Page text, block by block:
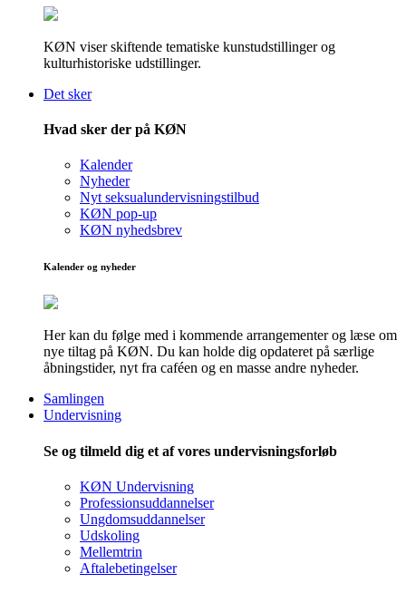
KØN viser skiftende tematiske kunstudstillinger og
kulturhistoriske udstillinger.
Det sker
Hvad sker der på KØN
Kalender
Nyheder
Nyt seksualundervisningstilbud
KØN pop-up
KØN nyhedsbrev
Kalender og nyheder
Her kan du følge med i kommende arrangementer og læse om
nye tiltag på KØN. Du kan holde dig opdateret på særlige
åbningstider, nyt fra caféen og en masse andre nyheder.
Samlingen
Undervisning
Se og tilmeld dig et af vores undervisningsforløb
KØN Undervisning
Professionsuddannelser
Ungdomsuddannelser
Udskoling
Mellemtrin
Aftalebetingelser